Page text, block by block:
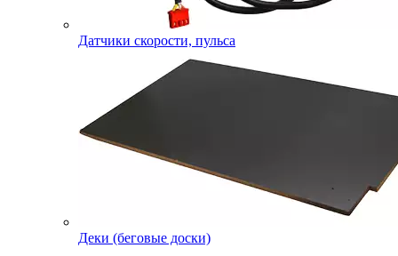
Датчики скорости, пульса
Деки (беговые доски)